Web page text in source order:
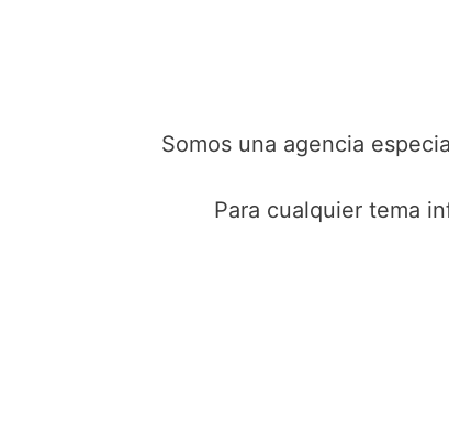
Somos una agencia
Para cualquier tema